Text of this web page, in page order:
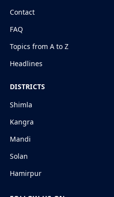
Contact
FAQ
Topics from A to Z
Headlines
DISTRICTS
Shimla
Kangra
Mandi
Solan
Hamirpur